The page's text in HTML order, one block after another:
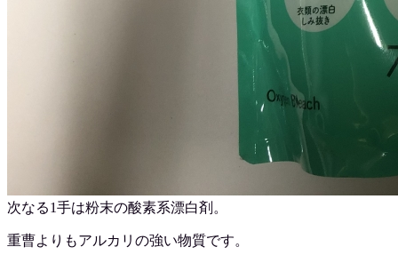
次なる1手は粉末の酸素系漂白剤。
重曹よりもアルカリの強い物質です。